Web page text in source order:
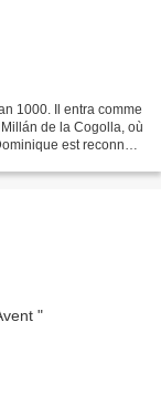
1000. Il entra comme
de la Cogolla, où
est reconnu